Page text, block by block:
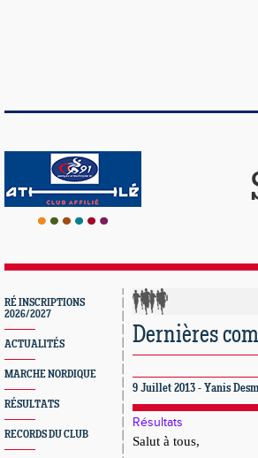
RÉ INSCRIPTIONS
2026/2027
ACTUALITÉS
MARCHE NORDIQUE
RÉSULTATS
RECORDS DU CLUB
Dernières
9 Juillet 2013 - Yanis
Résultats
Salut à tous,